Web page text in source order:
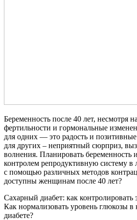
Беременность после 40 лет, несмотря
фертильности и гормональные
для одних — это радость и
для других – неприятный сюрприз,
волнения. Планировать беременность
контролем репродуктивную систему
с помощью различных методов
доступны женщинам после 40 лет?
Сахарный диабет: как контролировать
Как нормализовать уровень глюкозы
диабете?